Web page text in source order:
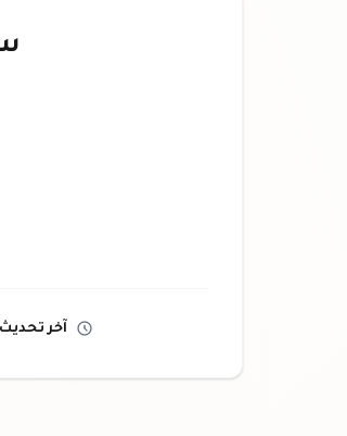
آخر تحديث